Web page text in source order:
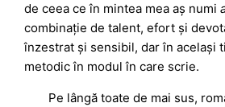
de ceea ce în mintea mea aș numi
combinație de talent, efort și
înzestrat și sensibil, dar în același
metodic în modul în care scrie.
Pe lângă toate de mai sus,